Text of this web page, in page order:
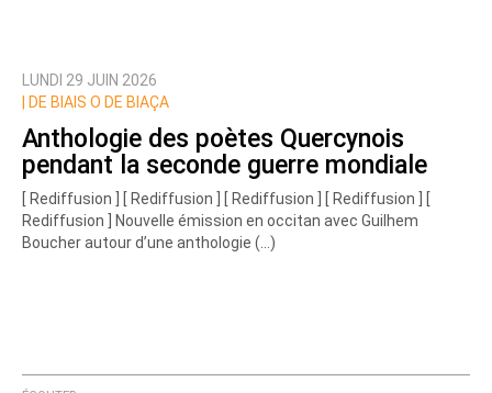
LUNDI 29 JUIN 2026
DE BIAIS O DE BIAÇA
Anthologie des poètes Quercynois
pendant la seconde guerre mondiale
[ Rediffusion ] [ Rediffusion ] [ Rediffusion ] [ Rediffusion ] [
Rediffusion ] Nouvelle émission en occitan avec Guilhem
Boucher autour d’une anthologie (…)